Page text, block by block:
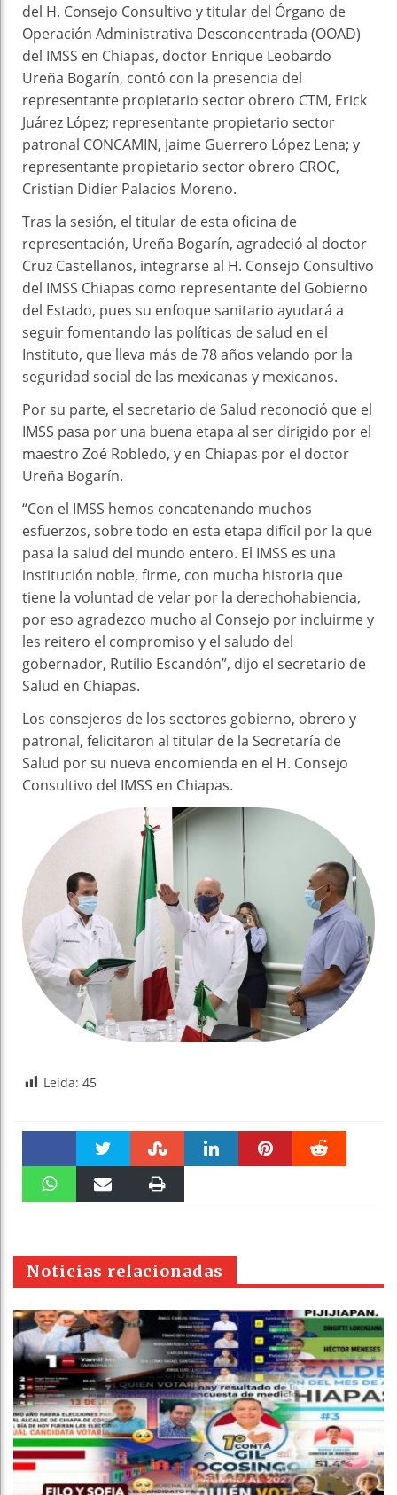
del H. Consejo Consultivo y titular del Órgano de
Operación Administrativa Desconcentrada (OOAD)
del IMSS en Chiapas, doctor Enrique Leobardo
Ureña Bogarín, contó con la presencia del
representante propietario sector obrero CTM, Erick
Juárez López; representante propietario sector
patronal CONCAMIN, Jaime Guerrero López Lena; y
representante propietario sector obrero CROC,
Cristian Didier Palacios Moreno.
Tras la sesión, el titular de esta oficina de
representación, Ureña Bogarín, agradeció al doctor
Cruz Castellanos, integrarse al H. Consejo Consultivo
del IMSS Chiapas como representante del Gobierno
del Estado, pues su enfoque sanitario ayudará a
seguir fomentando las políticas de salud en el
Instituto, que lleva más de 78 años velando por la
seguridad social de las mexicanas y mexicanos.
Por su parte, el secretario de Salud reconoció que el
IMSS pasa por una buena etapa al ser dirigido por el
maestro Zoé Robledo, y en Chiapas por el doctor
Ureña Bogarín.
“Con el IMSS hemos concatenando muchos
esfuerzos, sobre todo en esta etapa difícil por la que
pasa la salud del mundo entero. El IMSS es una
institución noble, firme, con mucha historia que
tiene la voluntad de velar por la derechohabiencia,
por eso agradezco mucho al Consejo por incluirme y
les reitero el compromiso y el saludo del
gobernador, Rutilio Escandón”, dijo el secretario de
Salud en Chiapas.
Los consejeros de los sectores gobierno, obrero y
patronal, felicitaron al titular de la Secretaría de
Salud por su nueva encomienda en el H. Consejo
Consultivo del IMSS en Chiapas.
Leída: 45
Faceboo Twitter Stumble
pt
Noticias relacionadas